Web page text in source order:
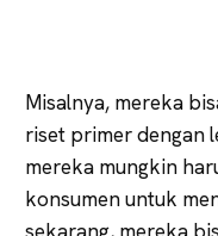
Misalnya, mereka
riset primer dengan
mereka mungkin
konsumen untuk